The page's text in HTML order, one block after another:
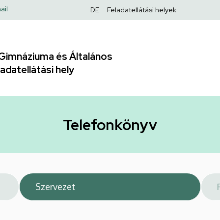
Felső
DE Feladatellátási helyek
és Általános
hely
Telefonkönyv